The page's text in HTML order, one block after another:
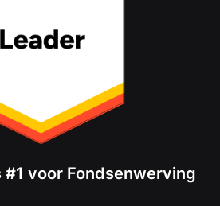
#1 voor Fondsenwerving